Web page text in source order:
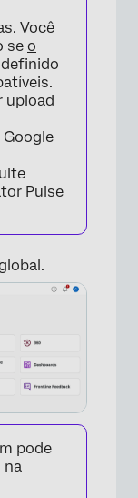
Você
se o
upload
Pulse
pode
na